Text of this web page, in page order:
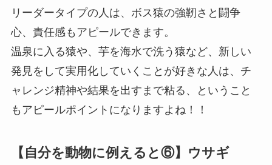
リーダータイプの人は、ボス猿の強靭さと闘争
心、責任感もアピールできます。
温泉に入る猿や、芋を海水で洗う猿など、新しい
発見をして実用化していくことが好きな人は、チ
ャレンジ精神や結果を出すまで粘る、ということ
もアピールポイントになりますよね！！
【自分を動物に例えると⑥】ウサギ